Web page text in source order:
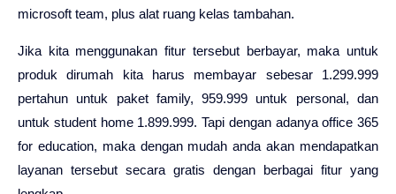
microsoft team, plus alat ruang kelas tambahan.
Jika kita menggunakan fitur tersebut berbayar, maka untuk
produk dirumah kita harus membayar sebesar 1.299.999
pertahun untuk paket family, 959.999 untuk personal, dan
untuk student home 1.899.999. Tapi dengan adanya office 365
for education, maka dengan mudah anda akan mendapatkan
layanan tersebut secara gratis dengan berbagai fitur yang